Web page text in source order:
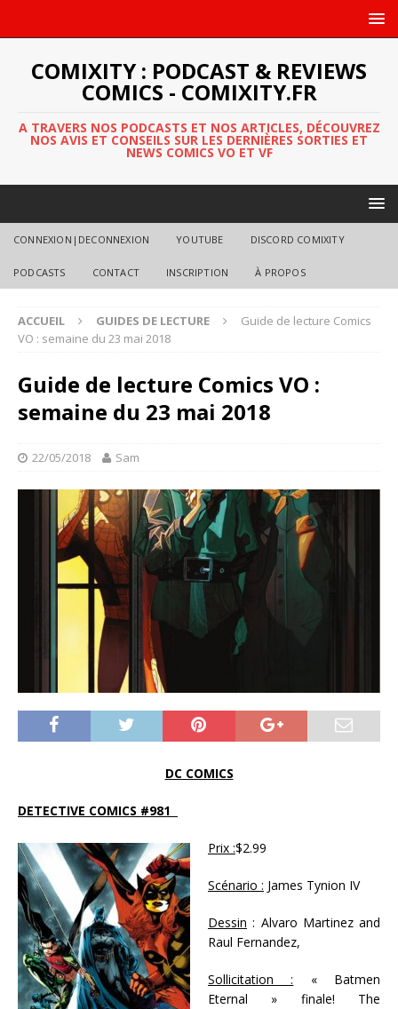
COMIXITY : PODCAST & REVIEWS
COMICS - COMIXITY.FR
A TRAVERS NOS PODCASTS ET NOS ARTICLES, DÉCOUVREZ
NOS AVIS ET CONSEILS SUR LES DERNIÈRES SORTIES ET
NEWS COMICS VO ET VF
CONNEXION|DECONNEXION YOUTUBE DISCORD COMIXITY
PODCASTS CONTACT INSCRIPTION À PROPOS
ACCUEIL GUIDES DE LECTURE
Guide de lecture Comics
VO : semaine du 23 mai 2018
Guide de lecture Comics VO :
semaine du 23 mai 2018
22/05/2018 Sam
DC COMICS
DETECTIVE COMICS #981
Prix :$2.99
Scénario : James Tynion IV
Dessin : Alvaro Martinez and
Raul Fernandez,
Sollicitation : « Batmen
Eternal » finale! The